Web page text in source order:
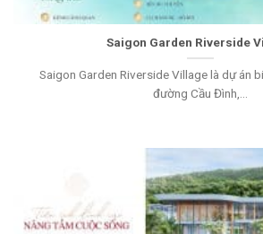
Saigon Garden Riverside
Saigon Garden Riverside Village là dự án
đường Cầu Đình,...